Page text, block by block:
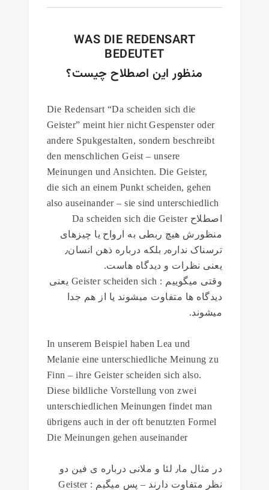
WAS DIE REDENSART
BEDEUTET
منظور این اصطلاح چیست؟
Die Redensart “Da scheiden sich die
Geister” meint hier nicht Gespenster oder
andere Spukgestalten, sondern beschreibt
den menschlichen Geist – unsere
Meinungen und Ansichten. Die Geister,
die sich an einem Punkt scheiden, gehen
also auseinander – sie sind unterschiedlich
اصطلاح Da scheiden sich die Geister
منظورش هیچ ربطی به ارواح یا چیزهای
ترسناک نداره٫ بلکه درباره ذهن انسان٫
یعنی نظرات و دیدگاه هاست.
وقتی میگوییم : Geister scheiden sich یعنی
دیدگاه ها متفاوت میشوند یا از هم جدا
میشوند.
In unserem Beispiel haben Lea und
Melanie eine unterschiedliche Meinung zu
Finn – ihre Geister scheiden sich also.
Diese bildliche Vorstellung von zwei
unterschiedlichen Meinungen findet man
übrigens auch in der oft benutzten Formel
Die Meinungen gehen auseinander
در مثال ما٫ لئا و ملانی درباره ی فین دو
نظر متفاوت دارند – پس میگیم : Geister